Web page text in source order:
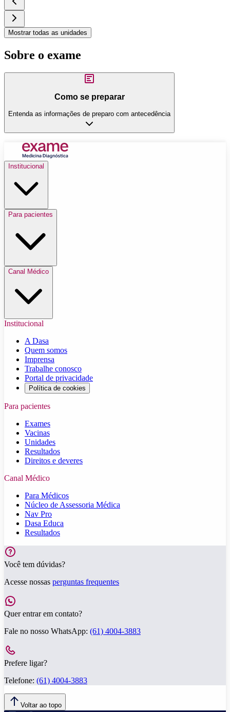
Mostrar todas as unidades
Sobre o exame
Como se preparar
Entenda as informações de preparo com antecedência
Institucional
Para pacientes
Canal Médico
Institucional
A Dasa
Quem somos
Imprensa
Trabalhe conosco
Portal de privacidade
Política de cookies
Para pacientes
Exames
Vacinas
Unidades
Resultados
Direitos e deveres
Canal Médico
Para Médicos
Núcleo de Assessoria Médica
Nav Pro
Dasa Educa
Resultados
Você tem dúvidas?
Acesse nossas perguntas frequentes
Quer entrar em contato?
Fale no nosso WhatsApp: (61) 4004-3883
Prefere ligar?
Telefone: (61) 4004-3883
Voltar ao topo